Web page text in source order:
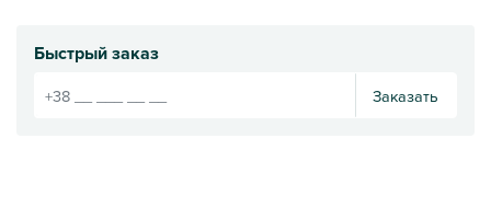
Быстрый заказ
Заказать